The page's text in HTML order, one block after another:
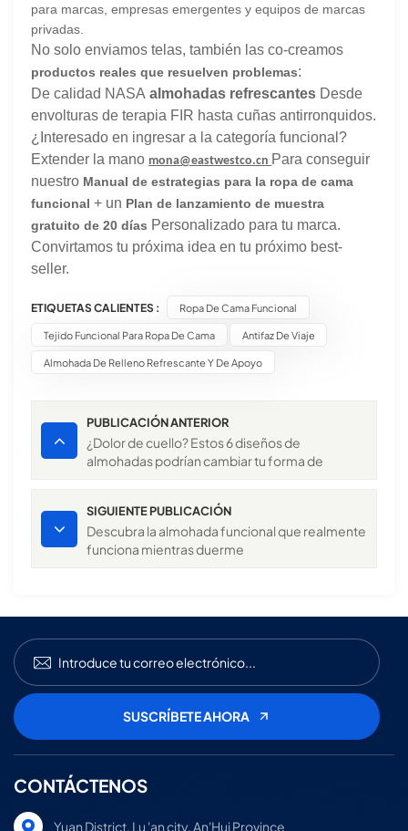
para marcas, empresas emergentes y equipos de marcas
privadas.
No solo enviamos telas, también las co-creamos
productos reales que resuelven problemas:
De calidad NASA almohadas refrescantes Desde
envolturas de terapia FIR hasta cuñas antirronquidos.
¿Interesado en ingresar a la categoría funcional?
Extender la mano mona@eastwestco.cn Para conseguir
nuestro Manual de estrategias para la ropa de cama
funcional + un Plan de lanzamiento de muestra
gratuito de 20 días Personalizado para tu marca.
Convirtamos tu próxima idea en tu próximo best-
seller.
ETIQUETAS CALIENTES : Ropa De Cama Funcional
Tejido Funcional Para Ropa De Cama Antifaz De Viaje
Almohada De Relleno Refrescante Y De Apoyo
PUBLICACIÓN ANTERIOR
¿Dolor de cuello? Estos 6 diseños de
almohadas podrían cambiar tu forma de
SIGUIENTE PUBLICACIÓN
Descubra la almohada funcional que realmente
funciona mientras duerme
CONTÁCTENOS
Yuan District, Lu 'an city, An'Hui Province